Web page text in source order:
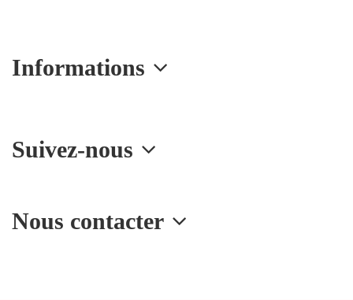
Nous contacter
Informations
Suivez-nous